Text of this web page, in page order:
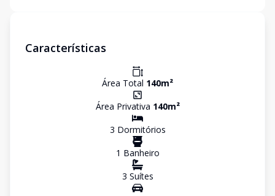
Características
Área Total 140m²
Área Privativa 140m²
3 Dormitórios
1 Banheiro
3 Suítes